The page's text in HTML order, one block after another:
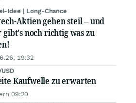
Idee | Long-Chance
Aktien gehen steil – und
gibt's noch richtig was zu
19:32
USD
Kaufwelle zu erwarten
09:20